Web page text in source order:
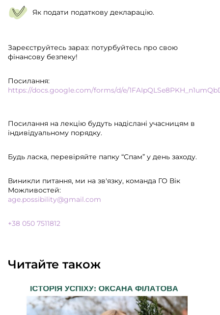
Як подати податкову декларацію.
Зареєструйтесь зараз: потурбуйтесь про свою
фінансову безпеку!
Посилання:
https://docs.google.com/forms/d/e/
Посилання на лекцію будуть надіслані учасницям в
індивідуальному порядку.
Будь ласка, перевіряйте папку “Спам” у день заходу.
Виникли питання, ми на зв'язку, команда ГО Вік
Можливостей:
age.possibility@gmail.com
+38 050 7511812
Читайте також